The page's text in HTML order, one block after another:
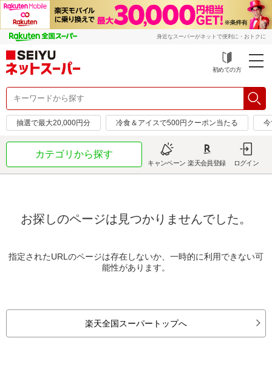
身近なスーパーがネットで便利に・おトクに
初めての方
抽選で最大20,000円分 冷食＆アイスで500円クーポン当たる
カテゴリから探す
キャンペーン 楽天会員登録 ログイン
お探しのページは見つかりませんでした。
指定されたURLのページは存在しないか、一時的に利用できない可
能性があります。
楽天全国スーパートップへ